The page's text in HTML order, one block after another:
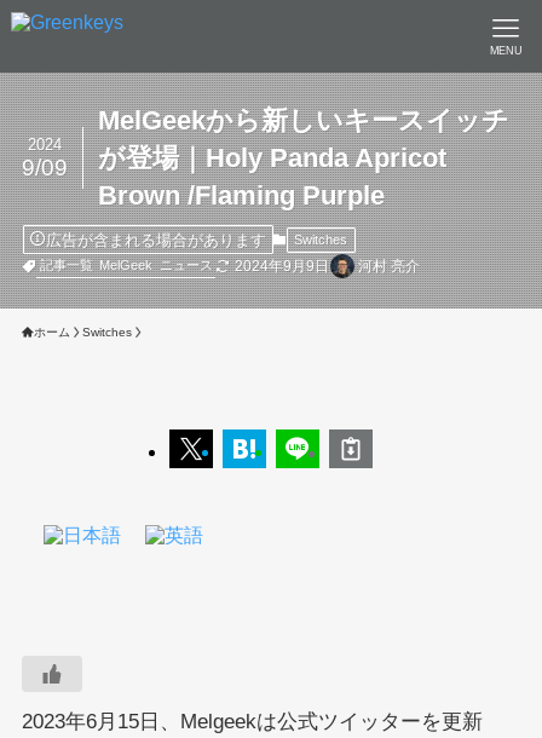
MENU
MelGeekから新しいキースイッチ
が登場｜Holy Panda Apricot
Brown /Flaming Purple
2024
9/09
広告が含まれる場合があります
Switches
記事一覧
MelGeek ニュース 2024年9月9日 河村 亮介
ホーム Switches
2023年6月15日、Melgeekは公式ツイッターを更新